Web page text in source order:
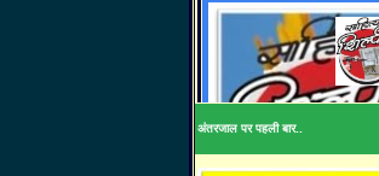
अंतरजाल पर पहली बार..